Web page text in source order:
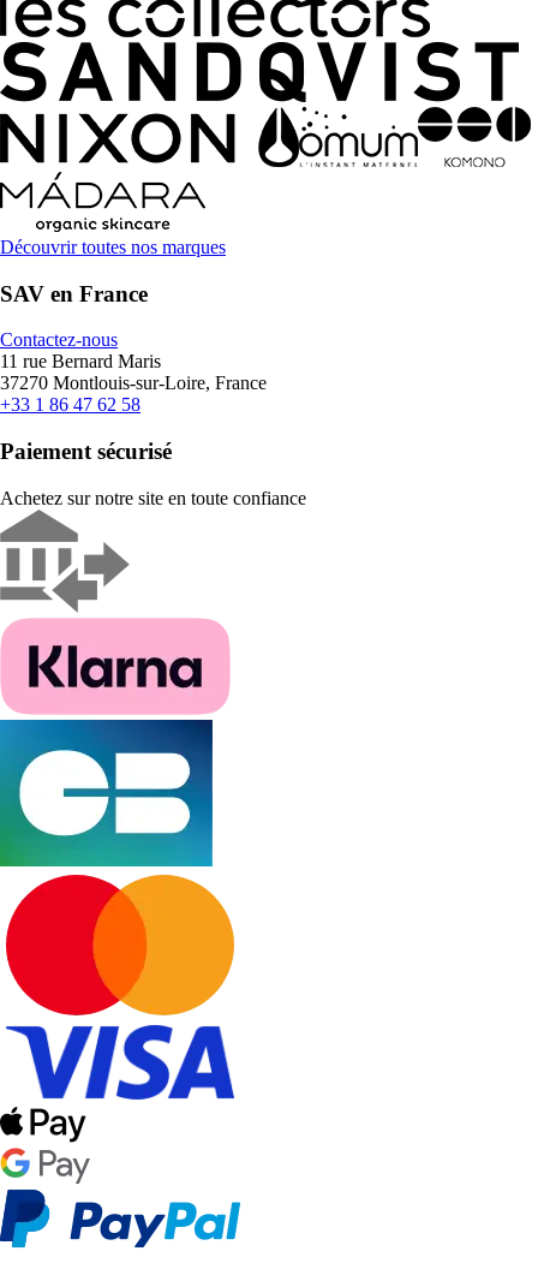
Découvrir toutes nos marques
SAV en France
Contactez-nous
11 rue Bernard Maris
37270 Montlouis-sur-Loire, France
+33 1 86 47 62 58
Paiement sécurisé
Achetez sur notre site en toute confiance